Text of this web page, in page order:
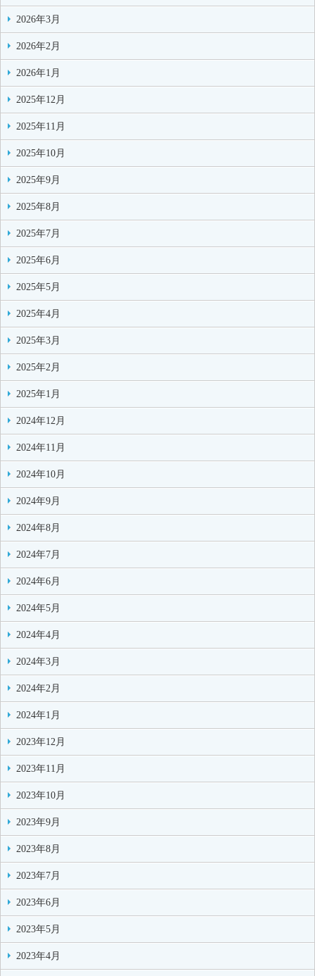
2026年3月
2026年2月
2026年1月
2025年12月
2025年11月
2025年10月
2025年9月
2025年8月
2025年7月
2025年6月
2025年5月
2025年4月
2025年3月
2025年2月
2025年1月
2024年12月
2024年11月
2024年10月
2024年9月
2024年8月
2024年7月
2024年6月
2024年5月
2024年4月
2024年3月
2024年2月
2024年1月
2023年12月
2023年11月
2023年10月
2023年9月
2023年8月
2023年7月
2023年6月
2023年5月
2023年4月